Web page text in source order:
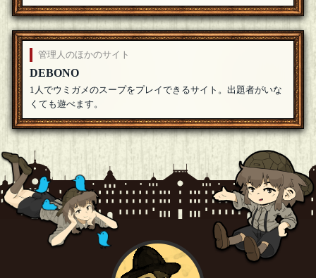
よろしくおねがいします[18年07月01日 10:44]
ハルキ
ご参加ありがとうございます
御種
参加します。[18年06月30日 21:12]
ハルキ
ご参加ありがとうございます[18年06月30日 18:49]
灰色ヤタガラス
参加します。
[18年06月30日 18:35]
ちくわさん（本物）
間違えてしまった。[編集済] [18年06月30日 12:09]
ハルキ
そしてそれは、質問により背景を固める作業と私は感じてい
[18年06月30日 11:14]
管理人のほかのサイト
DEBONO
1人でウミガメのスープをプレイできるサイト。出題者がいな
くても遊べます。